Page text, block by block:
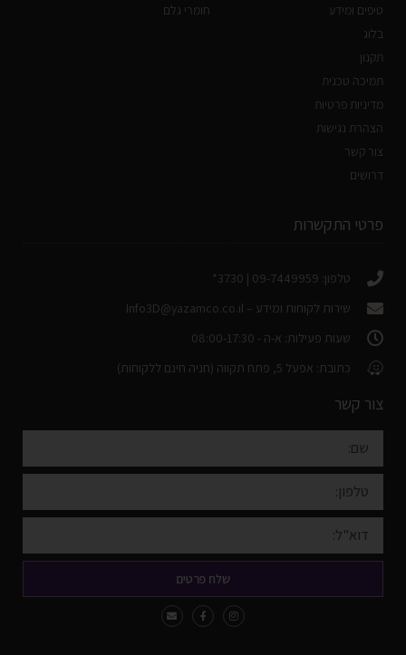
טיפים ומידע
בלוג
תקנון
תמיכה טכנית
מדיניות פרטיות
הצהרת נגישות
צור קשר
דרושים
חומרי גלם
פרטי התקשרות
טלפון: 09-7449959 | 3730*
שירות לקוחות ומידע – Info3D@yazamco.co.il
שעות פעילות: א-ה - 08:00-17:30
כתובת: אפעל 5, פתח תקווה (חניה חינם ללקוחות)
צור קשר
שלח פרטים